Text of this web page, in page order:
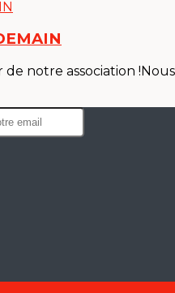
notre association